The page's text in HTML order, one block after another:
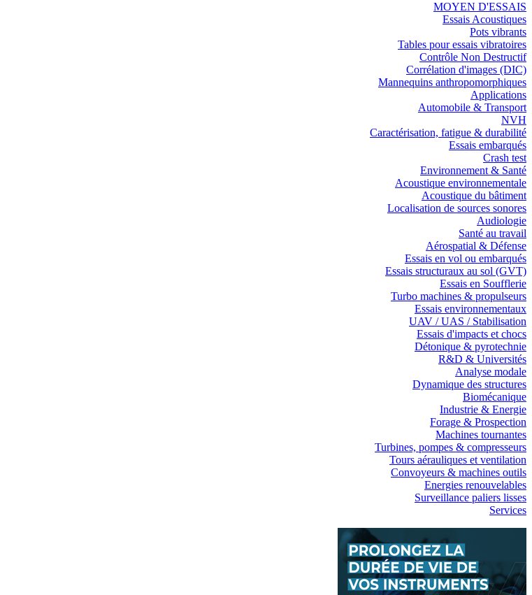
MOYEN D'ESSAIS
Essais Acoustiques
Pots vibrants
Tables pour essais vibratoires
Contrôle Non Destructif
Corrélation d'images (DIC)
Mannequins anthropomorphiques
Applications
Automobile & Transport
NVH
Caractérisation, fatigue & durabilité
Essais embarqués
Crash test
Environnement & Santé
Acoustique environnementale
Acoustique du bâtiment
Localisation de sources sonores
Audiologie
Santé au travail
Aérospatial & Défense
Essais en vol ou embarqués
Essais structuraux au sol (GVT)
Essais en Soufflerie
Turbo machines & propulseurs
Essais environnementaux
UAV / UAS / Stabilisation
Essais d'impacts et chocs
Détonique & pyrotechnie
R&D & Universités
Analyse modale
Dynamique des structures
Biomécanique
Industrie & Energie
Forage & Prospection
Machines tournantes
Turbines, pompes & compresseurs
Tours aérauliques et ventilation
Convoyeurs & machines outils
Energies renouvelables
Surveillance paliers lisses
Services